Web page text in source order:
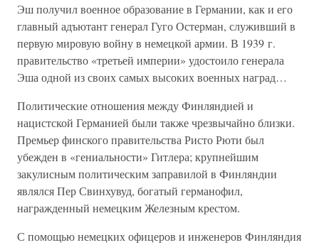
Эш получил военное образование в Германии, как и его
главный адъютант генерал Гуго Остерман, служивший в
первую мировую войну в немецкой армии. В 1939 г.
правительство «третьей империи» удостоило генерала
Эша одной из своих самых высоких военных наград…
Политические отношения между Финляндией и
нацистской Германией были также чрезвычайно близки.
Премьер финского правительства Ристо Рюти был
убежден в «гениальности» Гитлера; крупнейшим
закулисным политическим заправилой в Финляндии
являлся Пер Свинхувуд, богатый германофил,
награжденный немецким Железным крестом.
С помощью немецких офицеров и инженеров Финляндия